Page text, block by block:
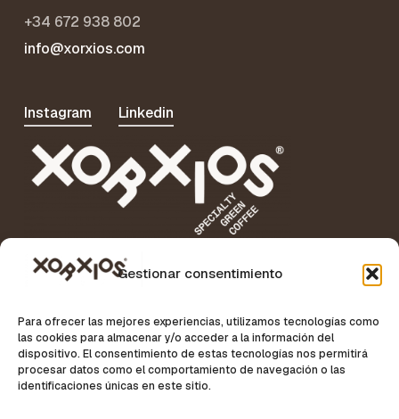
Gestionar consentimiento
Para ofrecer las mejores experiencias, utilizamos tecnologías como
las cookies para almacenar y/o acceder a la información del
dispositivo. El consentimiento de estas tecnologías nos permitirá
procesar datos como el comportamiento de navegación o las
identificaciones únicas en este sitio.
+34 672 938 802
info@xorxios.com
Instagram Linkedin
Specialty Coffee News